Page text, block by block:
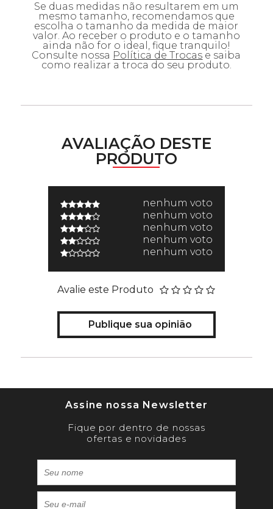
Se duas medidas não resultarem em um
mesmo tamanho, recomendamos que
escolha o tamanho da medida de maior
valor. Ao receber o produto e o tamanho
ainda não for o ideal, fique tranquilo!
Consulte nossa Política de Trocas e saiba
como realizar a troca do seu produto.
AVALIAÇÃO DESTE
PRODUTO
nenhum voto
nenhum voto
nenhum voto
nenhum voto
nenhum voto
Avalie este Produto
Publique sua opinião
Assine nossa Newsletter
Fique por dentro de nossas
ofertas e novidades